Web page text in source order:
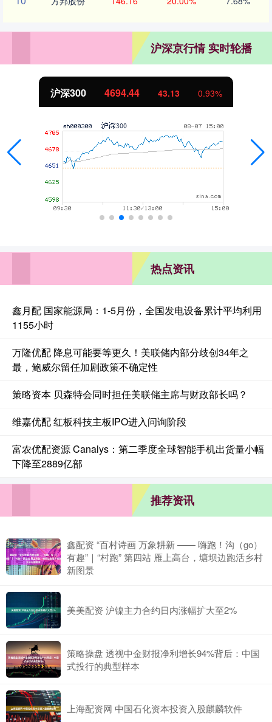
沪深京行情 实时轮播
北证50 1134.24 11.37 1.01%
热点资讯
鑫月配 国家能源局：1-5月份，全国发电设备累计平均利用
1155小时
万隆优配 降息可能要等更久！美联储内部分歧创34年之
最，鲍威尔留任加剧政策不确定性
策略资本 贝森特会同时担任美联储主席与财政部长吗？
维嘉优配 红板科技主板IPO进入问询阶段
富农优配资源 Canalys：第二季度全球智能手机出货量小幅
下降至2889亿部
推荐资讯
鑫配资 “百村诗画 万象耕新 —— 嗨跑！沟（go）
有趣”｜“村跑” 第四站 雁上高台，塘坝边跑活乡村
新图景
美美配资 沪镍主力合约日内涨幅扩大至2%
策略操盘 透视中金财报净利增长94%背后：中国
式投行的典型样本
上海配资网 中国石化资本投资入股麒麟软件